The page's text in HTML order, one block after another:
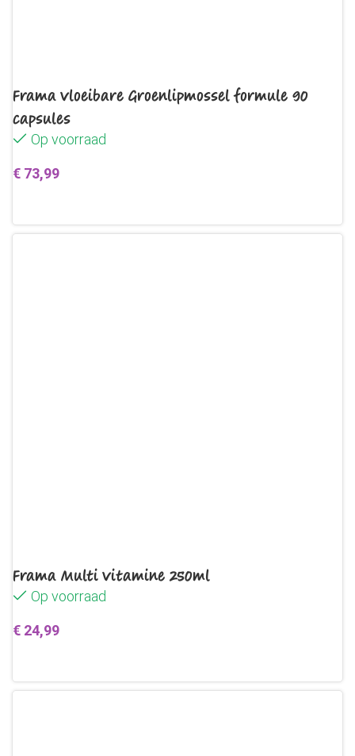
Frama Vloeibare Groenlipmossel formule 90
capsules
Op voorraad
€ 73,99
Frama Multi Vitamine 250ml
Op voorraad
€ 24,99